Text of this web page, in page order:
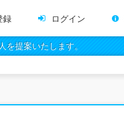
録 ログイン
提案いたします。